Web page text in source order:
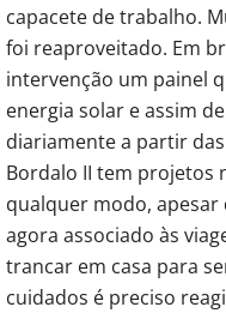
capacete de trabalho.
foi reaproveitado. Em
intervenção um painel
energia solar e assim
diariamente a partir
Bordalo II tem projetos
qualquer modo,
agora associado às
trancar em casa para
cuidados é preciso